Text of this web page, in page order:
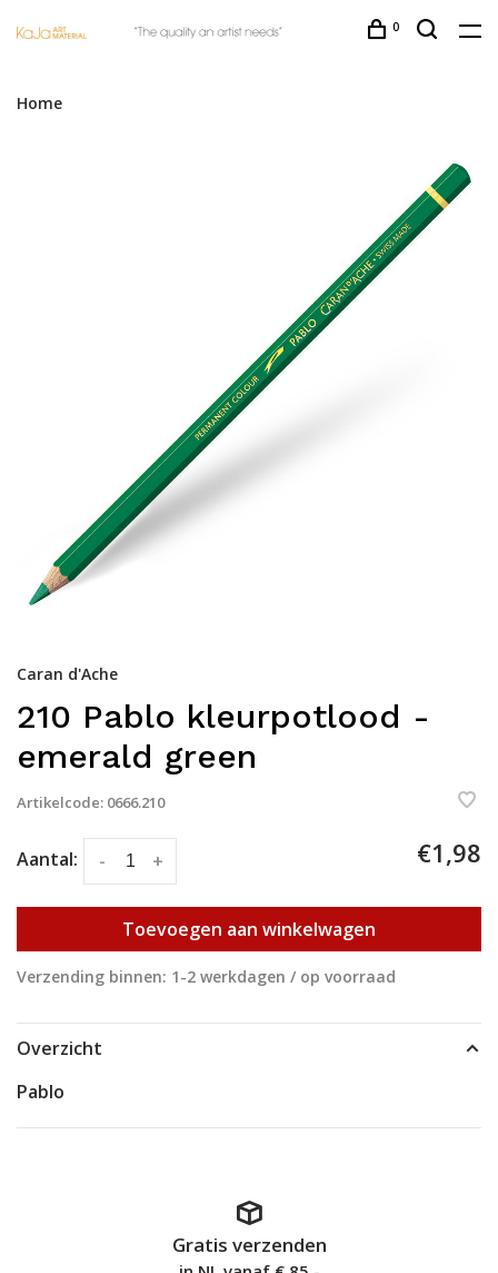
0
Home
Caran d'Ache
210 Pablo kleurpotlood -
emerald green
Artikelcode: 0666.210
Aantal: +
- €1,98
Toevoegen aan winkelwagen
Verzending binnen: 1-2 werkdagen / op voorraad
Overzicht
Pablo
Gratis verzenden